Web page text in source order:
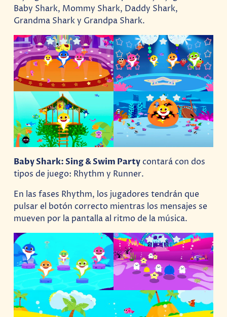
Baby Shark, Mommy Shark, Daddy Shark,
Grandma Shark y Grandpa Shark.
Baby Shark: Sing & Swim Partycontará con dos
tipos de juego: Rhythm y Runner.
En las fases Rhythm, los jugadores tendrán que
pulsar el botón correcto mientras los mensajes se
mueven por la pantalla al ritmo de la música.